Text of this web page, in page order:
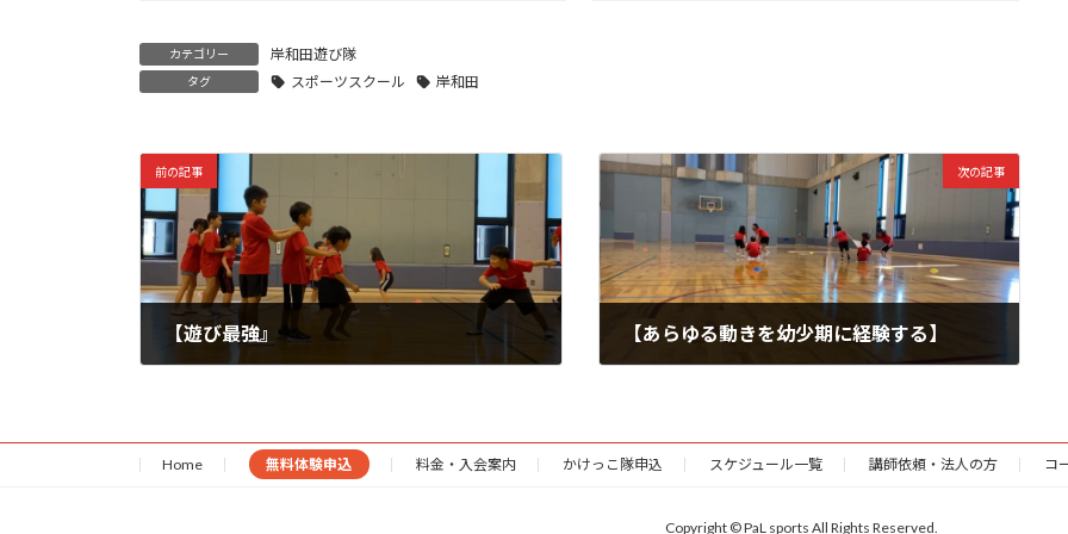
カテゴリー 岸和田遊び隊
タグ スポーツスクール 岸和田
前の記事
【遊び最強』
次の記事
【あらゆる動きを幼少期に経験する】
Home 無料体験申込 料金・入会案内 かけっこ隊申込 スケジュール一覧 講師依頼・法人の方 コ
Copyright © PaL sports All Rights Reserved.